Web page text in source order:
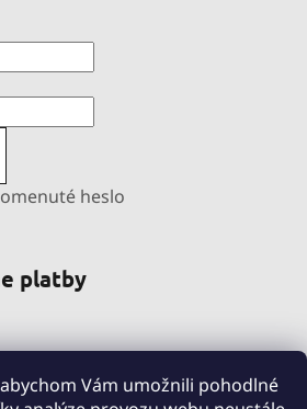
Vám umožnili pohodlné
heslo
platby